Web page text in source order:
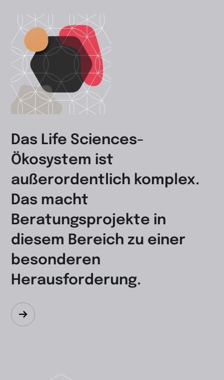
Das Life Sciences-
Ökosystem ist
außerordentlich komplex.
Das macht
Beratungsprojekte in
diesem Bereich zu einer
besonderen
Herausforderung.
Zum